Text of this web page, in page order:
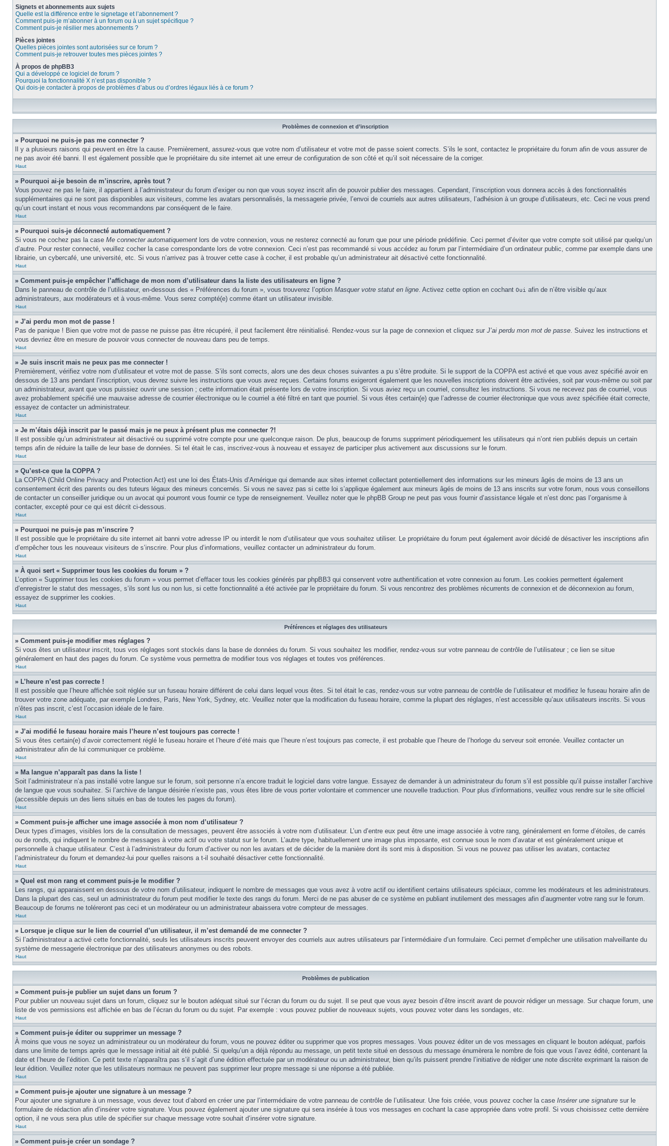
Signets et abonnements aux sujets
Quelle est la différence entre le signetage et l’abonnement ?
Comment puis-je m’abonner à un forum ou à un sujet spécifique ?
Comment puis-je résilier mes abonnements ?
Pièces jointes
Quelles pièces jointes sont autorisées sur ce forum ?
Comment puis-je retrouver toutes mes pièces jointes ?
À propos de phpBB3
Qui a développé ce logiciel de forum ?
Pourquoi la fonctionnalité X n’est pas disponible ?
Qui dois-je contacter à propos de problèmes d’abus ou d’ordres légaux liés à ce forum ?
Problèmes de connexion et d’inscription
» Pourquoi ne puis-je pas me connecter ?
Il y a plusieurs raisons qui peuvent en être la cause. Premièrement, assurez-vous que votre nom d’utilisateur et votre mot de passe soient corrects. S’ils le sont, contactez le propriétaire du forum afin de vous assurer de
ne pas avoir été banni. Il est également possible que le propriétaire du site internet ait une erreur de configuration de son côté et qu’il soit nécessaire de la corriger.
Haut
» Pourquoi ai-je besoin de m’inscrire, après tout ?
Vous pouvez ne pas le faire, il appartient à l’administrateur du forum d’exiger ou non que vous soyez inscrit afin de pouvoir publier des messages. Cependant, l’inscription vous donnera accès à des fonctionnalités
supplémentaires qui ne sont pas disponibles aux visiteurs, comme les avatars personnalisés, la messagerie privée, l’envoi de courriels aux autres utilisateurs, l’adhésion à un groupe d’utilisateurs, etc. Ceci ne vous prend
qu’un court instant et nous vous recommandons par conséquent de le faire.
Haut
» Pourquoi suis-je déconnecté automatiquement ?
Si vous ne cochez pas la case Me connecter automatiquement lors de votre connexion, vous ne resterez connecté au forum que pour une période prédéfinie. Ceci permet d’éviter que votre compte soit utilisé par quelqu’un
d’autre. Pour rester connecté, veuillez cocher la case correspondante lors de votre connexion. Ceci n’est pas recommandé si vous accédez au forum par l’intermédiaire d’un ordinateur public, comme par exemple dans une
librairie, un cybercafé, une université, etc. Si vous n’arrivez pas à trouver cette case à cocher, il est probable qu’un administrateur ait désactivé cette fonctionnalité.
Haut
» Comment puis-je empêcher l’affichage de mon nom d’utilisateur dans la liste des utilisateurs en ligne ?
Dans le panneau de contrôle de l’utilisateur, en-dessous des « Préférences du forum », vous trouverez l’option Masquer votre statut en ligne. Activez cette option en cochant Oui afin de n’être visible qu’aux
administrateurs, aux modérateurs et à vous-même. Vous serez compté(e) comme étant un utilisateur invisible.
Haut
» J’ai perdu mon mot de passe !
Pas de panique ! Bien que votre mot de passe ne puisse pas être récupéré, il peut facilement être réinitialisé. Rendez-vous sur la page de connexion et cliquez sur J’ai perdu mon mot de passe. Suivez les instructions et
vous devriez être en mesure de pouvoir vous connecter de nouveau dans peu de temps.
Haut
» Je suis inscrit mais ne peux pas me connecter !
Premièrement, vérifiez votre nom d’utilisateur et votre mot de passe. S’ils sont corrects, alors une des deux choses suivantes a pu s’être produite. Si le support de la COPPA est activé et que vous avez spécifié avoir en
dessous de 13 ans pendant l’inscription, vous devrez suivre les instructions que vous avez reçues. Certains forums exigeront également que les nouvelles inscriptions doivent être activées, soit par vous-même ou soit par
un administrateur, avant que vous puissiez ouvrir une session ; cette information était présente lors de votre inscription. Si vous aviez reçu un courriel, consultez les instructions. Si vous ne recevez pas de courriel, vous
avez probablement spécifié une mauvaise adresse de courrier électronique ou le courriel a été filtré en tant que pourriel. Si vous êtes certain(e) que l’adresse de courrier électronique que vous avez spécifiée était correcte,
essayez de contacter un administrateur.
Haut
» Je m’étais déjà inscrit par le passé mais je ne peux à présent plus me connecter ?!
Il est possible qu’un administrateur ait désactivé ou supprimé votre compte pour une quelconque raison. De plus, beaucoup de forums suppriment périodiquement les utilisateurs qui n’ont rien publiés depuis un certain
temps afin de réduire la taille de leur base de données. Si tel était le cas, inscrivez-vous à nouveau et essayez de participer plus activement aux discussions sur le forum.
Haut
» Qu’est-ce que la COPPA ?
La COPPA (Child Online Privacy and Protection Act) est une loi des États-Unis d’Amérique qui demande aux sites internet collectant potentiellement des informations sur les mineurs âgés de moins de 13 ans un
consentement écrit des parents ou des tuteurs légaux des mineurs concernés. Si vous ne savez pas si cette loi s’applique également aux mineurs âgés de moins de 13 ans inscrits sur votre forum, nous vous conseillons
de contacter un conseiller juridique ou un avocat qui pourront vous fournir ce type de renseignement. Veuillez noter que le phpBB Group ne peut pas vous fournir d’assistance légale et n’est donc pas l’organisme à
contacter, excepté pour ce qui est décrit ci-dessous.
Haut
» Pourquoi ne puis-je pas m’inscrire ?
Il est possible que le propriétaire du site internet ait banni votre adresse IP ou interdit le nom d’utilisateur que vous souhaitez utiliser. Le propriétaire du forum peut également avoir décidé de désactiver les inscriptions afin
d’empêcher tous les nouveaux visiteurs de s’inscrire. Pour plus d’informations, veuillez contacter un administrateur du forum.
Haut
» À quoi sert « Supprimer tous les cookies du forum » ?
L’option « Supprimer tous les cookies du forum » vous permet d’effacer tous les cookies générés par phpBB3 qui conservent votre authentification et votre connexion au forum. Les cookies permettent également
d’enregistrer le statut des messages, s’ils sont lus ou non lus, si cette fonctionnalité a été activée par le propriétaire du forum. Si vous rencontrez des problèmes récurrents de connexion et de déconnexion au forum,
essayez de supprimer les cookies.
Haut
Préférences et réglages des utilisateurs
» Comment puis-je modifier mes réglages ?
Si vous êtes un utilisateur inscrit, tous vos réglages sont stockés dans la base de données du forum. Si vous souhaitez les modifier, rendez-vous sur votre panneau de contrôle de l’utilisateur ; ce lien se situe
généralement en haut des pages du forum. Ce système vous permettra de modifier tous vos réglages et toutes vos préférences.
Haut
» L’heure n’est pas correcte !
Il est possible que l’heure affichée soit réglée sur un fuseau horaire différent de celui dans lequel vous êtes. Si tel était le cas, rendez-vous sur votre panneau de contrôle de l’utilisateur et modifiez le fuseau horaire afin de
trouver votre zone adéquate, par exemple Londres, Paris, New York, Sydney, etc. Veuillez noter que la modification du fuseau horaire, comme la plupart des réglages, n’est accessible qu’aux utilisateurs inscrits. Si vous
n’êtes pas inscrit, c’est l’occasion idéale de le faire.
Haut
» J’ai modifié le fuseau horaire mais l’heure n’est toujours pas correcte !
Si vous êtes certain(e) d’avoir correctement réglé le fuseau horaire et l’heure d’été mais que l’heure n’est toujours pas correcte, il est probable que l’heure de l’horloge du serveur soit erronée. Veuillez contacter un
administrateur afin de lui communiquer ce problème.
Haut
» Ma langue n’apparaît pas dans la liste !
Soit l’administrateur n’a pas installé votre langue sur le forum, soit personne n’a encore traduit le logiciel dans votre langue. Essayez de demander à un administrateur du forum s’il est possible qu’il puisse installer l’archive
de langue que vous souhaitez. Si l’archive de langue désirée n’existe pas, vous êtes libre de vous porter volontaire et commencer une nouvelle traduction. Pour plus d’informations, veuillez vous rendre sur le site officiel
(accessible depuis un des liens situés en bas de toutes les pages du forum).
Haut
» Comment puis-je afficher une image associée à mon nom d’utilisateur ?
Deux types d’images, visibles lors de la consultation de messages, peuvent être associés à votre nom d’utilisateur. L’un d’entre eux peut être une image associée à votre rang, généralement en forme d’étoiles, de carrés
ou de ronds, qui indiquent le nombre de messages à votre actif ou votre statut sur le forum. L’autre type, habituellement une image plus imposante, est connue sous le nom d’avatar et est généralement unique et
personnelle à chaque utilisateur. C’est à l’administrateur du forum d’activer ou non les avatars et de décider de la manière dont ils sont mis à disposition. Si vous ne pouvez pas utiliser les avatars, contactez
l’administrateur du forum et demandez-lui pour quelles raisons a t-il souhaité désactiver cette fonctionnalité.
Haut
» Quel est mon rang et comment puis-je le modifier ?
Les rangs, qui apparaissent en dessous de votre nom d’utilisateur, indiquent le nombre de messages que vous avez à votre actif ou identifient certains utilisateurs spéciaux, comme les modérateurs et les administrateurs.
Dans la plupart des cas, seul un administrateur du forum peut modifier le texte des rangs du forum. Merci de ne pas abuser de ce système en publiant inutilement des messages afin d’augmenter votre rang sur le forum.
Beaucoup de forums ne toléreront pas ceci et un modérateur ou un administrateur abaissera votre compteur de messages.
Haut
» Lorsque je clique sur le lien de courriel d’un utilisateur, il m’est demandé de me connecter ?
Si l’administrateur a activé cette fonctionnalité, seuls les utilisateurs inscrits peuvent envoyer des courriels aux autres utilisateurs par l’intermédiaire d’un formulaire. Ceci permet d’empêcher une utilisation malveillante du
système de messagerie électronique par des utilisateurs anonymes ou des robots.
Haut
Problèmes de publication
» Comment puis-je publier un sujet dans un forum ?
Pour publier un nouveau sujet dans un forum, cliquez sur le bouton adéquat situé sur l’écran du forum ou du sujet. Il se peut que vous ayez besoin d’être inscrit avant de pouvoir rédiger un message. Sur chaque forum, une
liste de vos permissions est affichée en bas de l’écran du forum ou du sujet. Par exemple : vous pouvez publier de nouveaux sujets, vous pouvez voter dans les sondages, etc.
Haut
» Comment puis-je éditer ou supprimer un message ?
À moins que vous ne soyez un administrateur ou un modérateur du forum, vous ne pouvez éditer ou supprimer que vos propres messages. Vous pouvez éditer un de vos messages en cliquant le bouton adéquat, parfois
dans une limite de temps après que le message initial ait été publié. Si quelqu’un a déjà répondu au message, un petit texte situé en dessous du message énumèrera le nombre de fois que vous l’avez édité, contenant la
date et l’heure de l’édition. Ce petit texte n’apparaîtra pas s’il s’agit d’une édition effectuée par un modérateur ou un administrateur, bien qu’ils puissent prendre l’initiative de rédiger une note discrète exprimant la raison de
leur édition. Veuillez noter que les utilisateurs normaux ne peuvent pas supprimer leur propre message si une réponse a été publiée.
Haut
» Comment puis-je ajouter une signature à un message ?
Pour ajouter une signature à un message, vous devez tout d’abord en créer une par l’intermédiaire de votre panneau de contrôle de l’utilisateur. Une fois créée, vous pouvez cocher la case Insérer une signature sur le
formulaire de rédaction afin d’insérer votre signature. Vous pouvez également ajouter une signature qui sera insérée à tous vos messages en cochant la case appropriée dans votre profil. Si vous choisissez cette dernière
option, il ne vous sera plus utile de spécifier sur chaque message votre souhait d’insérer votre signature.
Haut
» Comment puis-je créer un sondage ?